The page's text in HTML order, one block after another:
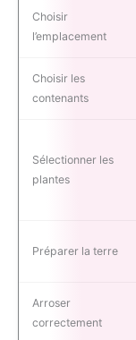
Choisir
l’emplacement
Choisir les
contenants
Sélectionner les
plantes
Préparer la terre
Arroser
correctement